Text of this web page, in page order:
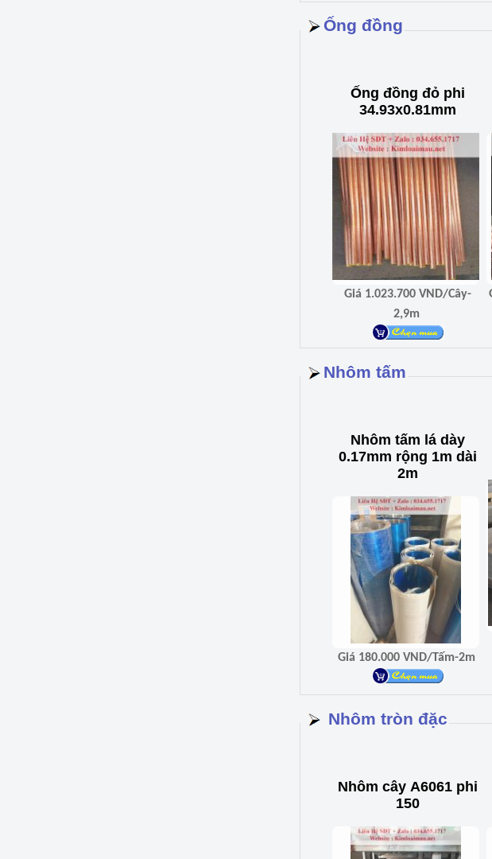
Ống đồng
Ống đồng đỏ phi
34.93x0.81mm
Giá 1.023.700 VND/Cây-
2,9m
Nhôm tấm
Nhôm tấm lá dày
0.17mm rộng 1m dài
2m
Giá 180.000 VND/Tấm-2m
Nhôm tròn đặc
Nhôm cây A6061 phi
150